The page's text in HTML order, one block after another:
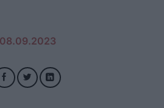
08.09.2023